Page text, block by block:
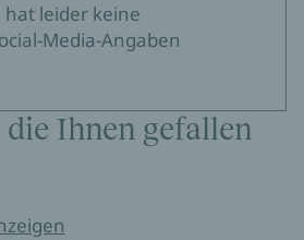
Kaiserslautern: Die
Friedenskapelle
leider keine
Media-Angaben
Ihnen gefallen